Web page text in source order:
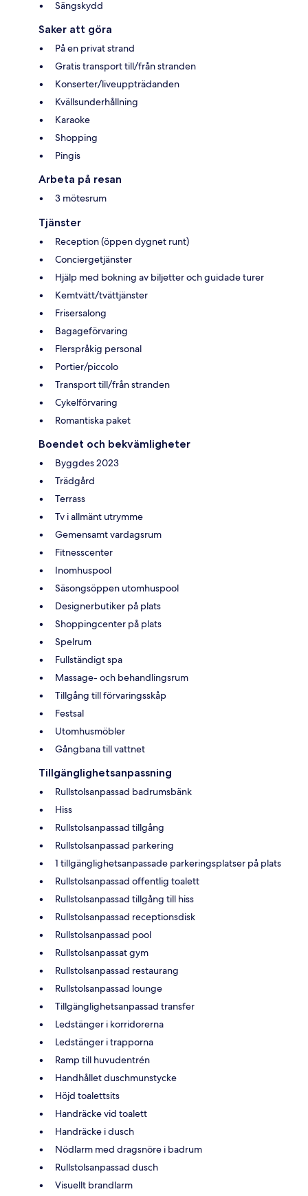
Sängskydd
Saker att göra
På en privat strand
Gratis transport till/från stranden
Konserter/liveuppträdanden
Kvällsunderhållning
Karaoke
Shopping
Pingis
Arbeta på resan
3 mötesrum
Tjänster
Reception (öppen dygnet runt)
Conciergetjänster
Hjälp med bokning av biljetter och guidade turer
Kemtvätt/tvättjänster
Frisersalong
Bagageförvaring
Flerspråkig personal
Portier/piccolo
Transport till/från stranden
Cykelförvaring
Romantiska paket
Boendet och bekvämligheter
Byggdes 2023
Trädgård
Terrass
Tv i allmänt utrymme
Gemensamt vardagsrum
Fitnesscenter
Inomhuspool
Säsongsöppen utomhuspool
Designerbutiker på plats
Shoppingcenter på plats
Spelrum
Fullständigt spa
Massage- och behandlingsrum
Tillgång till förvaringsskåp
Festsal
Utomhusmöbler
Gångbana till vattnet
Tillgänglighetsanpassning
Rullstolsanpassad badrumsbänk
Hiss
Rullstolsanpassad tillgång
Rullstolsanpassad parkering
1 tillgänglighetsanpassade parkeringsplatser på plats
Rullstolsanpassad offentlig toalett
Rullstolsanpassad tillgång till hiss
Rullstolsanpassad receptionsdisk
Rullstolsanpassad pool
Rullstolsanpassat gym
Rullstolsanpassad restaurang
Rullstolsanpassad lounge
Tillgänglighetsanpassad transfer
Ledstänger i korridorerna
Ledstänger i trapporna
Ramp till huvudentrén
Handhållet duschmunstycke
Höjd toalettsits
Handräcke vid toalett
Handräcke i dusch
Nödlarm med dragsnöre i badrum
Rullstolsanpassad dusch
Visuellt brandlarm